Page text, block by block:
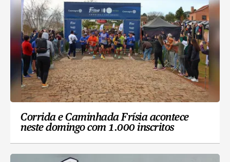
Corrida e Caminhada Frísia acontece
neste domingo com 1.000 inscritos